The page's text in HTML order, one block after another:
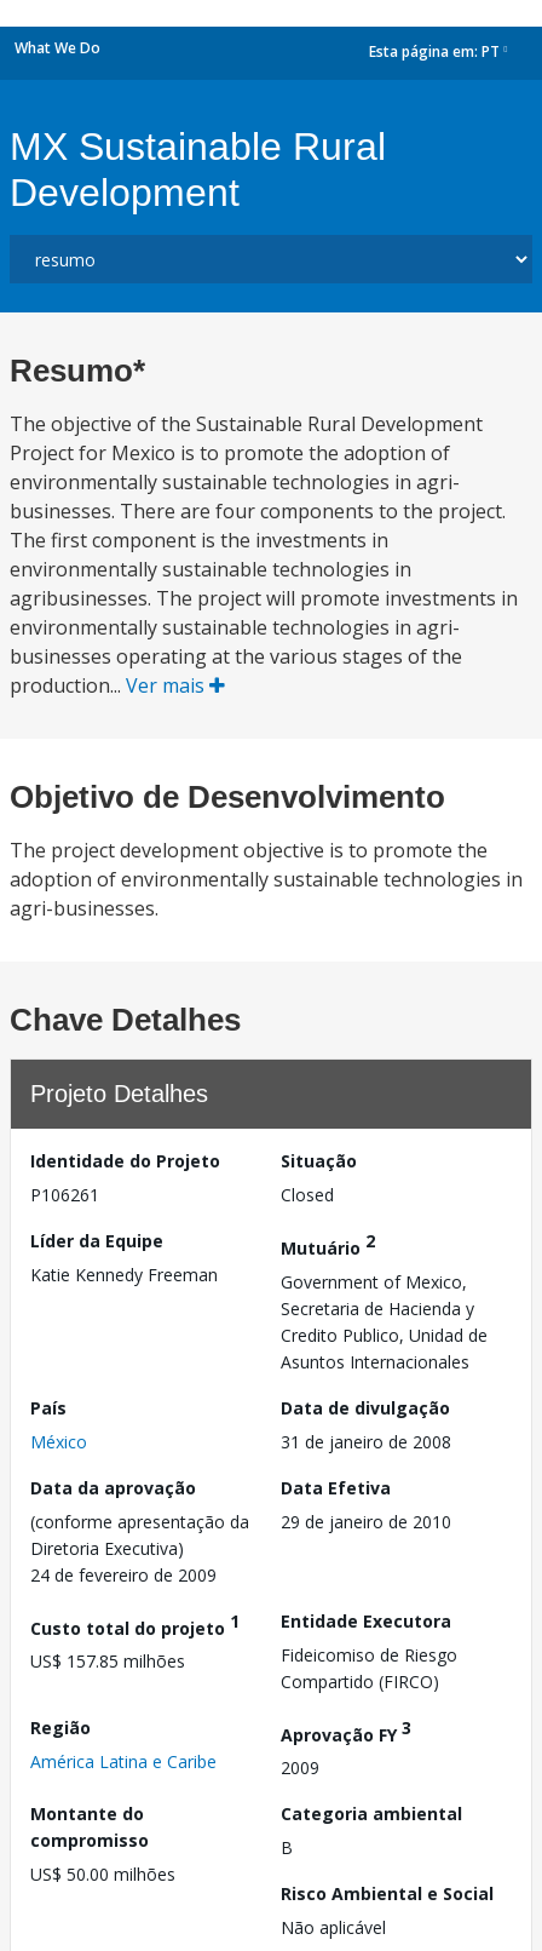
What We Do Esta página em: PT
MX Sustainable Rural
Development
Resumo*
The objective of the Sustainable Rural Development
Project for Mexico is to promote the adoption of
environmentally sustainable technologies in agri-
businesses. There are four components to the project.
The first component is the investments in
environmentally sustainable technologies in
agribusinesses. The project will promote investments in
environmentally sustainable technologies in agri-
businesses operating at the various stages of the
production... Ver mais
Objetivo de Desenvolvimento
The project development objective is to promote the
adoption of environmentally sustainable technologies in
agri-businesses.
Chave Detalhes
Projeto Detalhes
Identidade do Projeto
P106261
Situação
Closed
Líder da Equipe
Katie Kennedy Freeman
Mutuário 2
Government of Mexico,
Secretaria de Hacienda y
Credito Publico, Unidad de
Asuntos Internacionales
País
México
Data de divulgação
31 de janeiro de 2008
Data da aprovação
(conforme apresentação da
Diretoria Executiva)
24 de fevereiro de 2009
Data Efetiva
29 de janeiro de 2010
Custo total do projeto 1
US$ 157.85 milhões
Entidade Executora
Fideicomiso de Riesgo
Compartido (FIRCO)
Região
América Latina e Caribe
Aprovação FY3
2009
Montante do
compromisso
US$ 50.00 milhões
Categoria ambiental
B
Risco Ambiental e Social
Não aplicável